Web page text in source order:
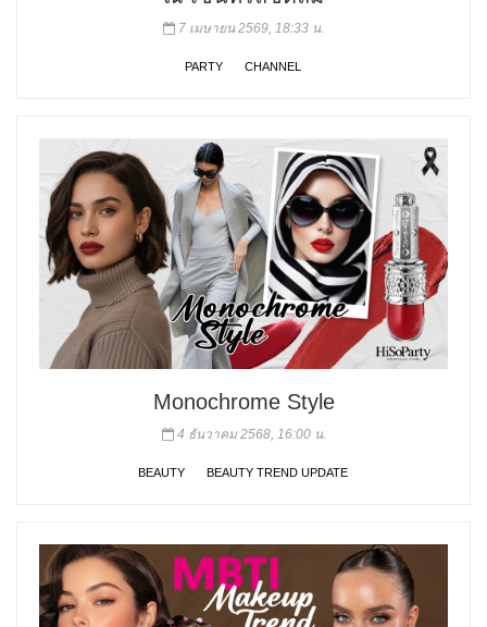
7 เมษายน 2569, 18:33 น.
PARTY CHANNEL
Monochrome Style
4 ธันวาคม 2568, 16:00 น.
BEAUTY BEAUTY TREND UPDATE